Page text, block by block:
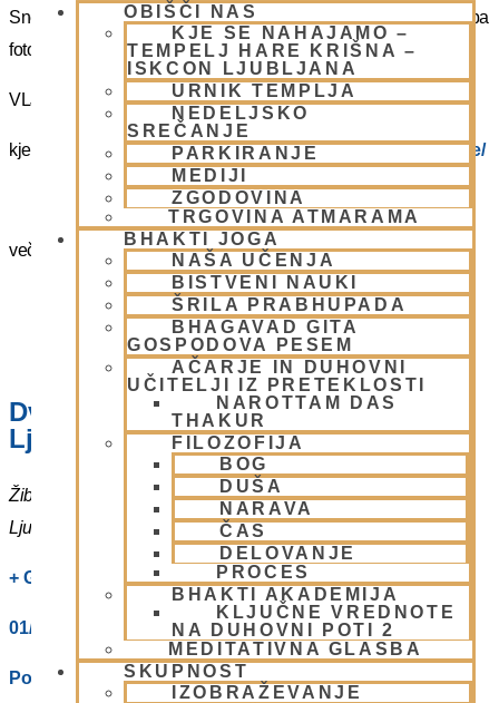
OBIŠČI NAS
KJE SE NAHAJAMO –
TEMPELJ HARE KRIŠNA –
ISKCON LJUBLJANA
URNIK TEMPLJA
NEDELJSKO
SREČANJE
PARKIRANJE
MEDIJI
ZGODOVINA
TRGOVINA ATMARAMA
BHAKTI JOGA
NAŠA UČENJA
BISTVENI NAUKI
ŠRILA PRABHUPADA
BHAGAVAD GITA
GOSPODOVA PESEM
AČARJE IN DUHOVNI
UČITELJI IZ PRETEKLOSTI
NAROTTAM DAS
THAKUR
FILOZOFIJA
BOG
DUŠA
NARAVA
ČAS
DELOVANJE
PROCES
BHAKTI AKADEMIJA
KLJUČNE VREDNOTE
NA DUHOVNI POTI 2
MEDITATIVNA GLASBA
SKUPNOST
IZOBRAŽEVANJE
Snemanje in slikanje gostov je v templju prepovedano. Lahko pa
fotografirate slikate božanstva in slike v dvorani.
VLJUDNO VABLJENI
kje in kako parkirati –https://www.harekrisna.net/parkiranje/
več info na spodnji povezavi
NEDELJSKO SREČANJE
Dvorana – Center Hare Krišna v
Ljubljani
Žibertova 27
Ljubljana
Slovenia
+ Google Zemljevidi
01/ 4312319
Poglej Prizorišče spletno stran